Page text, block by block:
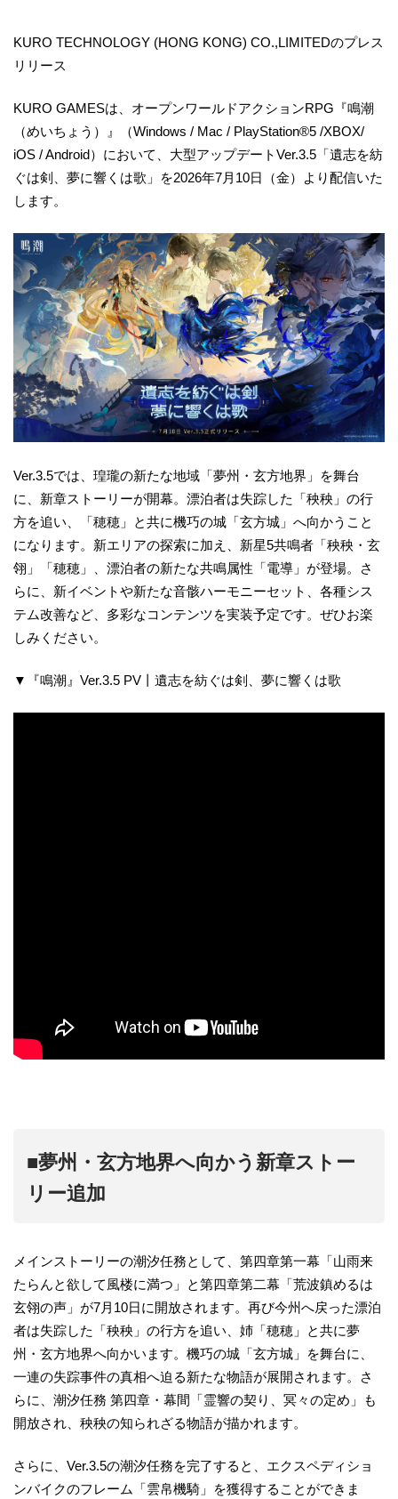
KURO TECHNOLOGY (HONG KONG) CO.,LIMITEDのプレス
リリース
KURO GAMESは、オープンワールドアクションRPG『鳴潮
（めいちょう）』（Windows / Mac / PlayStation®5 /XBOX/
iOS / Android）において、大型アップデートVer.3.5「遺志を紡
ぐは剣、夢に響くは歌」を2026年7月10日（金）より配信いた
します。
Ver.3.5では、瑝瓏の新たな地域「夢州・玄方地界」を舞台
に、新章ストーリーが開幕。漂泊者は失踪した「秧秧」の行
方を追い、「穂穂」と共に機巧の城「玄方城」へ向かうこと
になります。新エリアの探索に加え、新星5共鳴者「秧秧・玄
翎」「穂穂」、漂泊者の新たな共鳴属性「電導」が登場。さ
らに、新イベントや新たな音骸ハーモニーセット、各種シス
テム改善など、多彩なコンテンツを実装予定です。ぜひお楽
しみください。
▼『鳴潮』Ver.3.5 PV丨遺志を紡ぐは剣、夢に響くは歌
■夢州・玄方地界へ向かう新章ストー
リー追加
メインストーリーの潮汐任務として、第四章第一幕「山雨来
たらんと欲して風楼に満つ」と第四章第二幕「荒波鎮めるは
玄翎の声」が7月10日に開放されます。再び今州へ戻った漂泊
者は失踪した「秧秧」の行方を追い、姉「穂穂」と共に夢
州・玄方地界へ向かいます。機巧の城「玄方城」を舞台に、
一連の失踪事件の真相へ迫る新たな物語が展開されます。さ
らに、潮汐任務 第四章・幕間「霊響の契り、冥々の定め」も
開放され、秧秧の知られざる物語が描かれます。
さらに、Ver.3.5の潮汐任務を完了すると、エクスペディショ
ンバイクのフレーム「雲帛機騎」を獲得することができま